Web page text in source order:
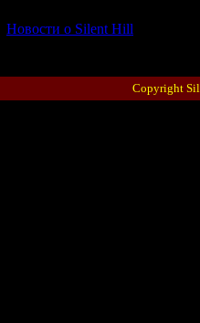
Новости о Silent Hill
Copyright